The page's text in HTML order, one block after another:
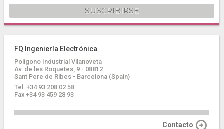
FQ Ingeniería Electrónica
Polígono Industrial Vilanoveta
Av. de les Roquetes, 9 - 08812
Sant Pere de Ribes - Barcelona (Spain)
Tel.
+34 93 208 02 58
Fax +34 93 459 28 93
Contacto